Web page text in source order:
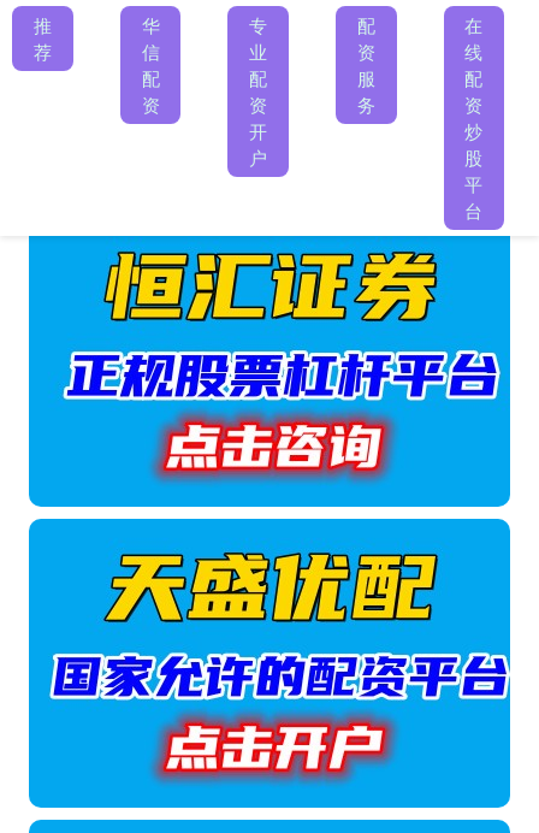
推
荐
华
信
配
资
专
业
配
资
开
户
配
资
服
务
在
线
配
资
炒
股
平
台